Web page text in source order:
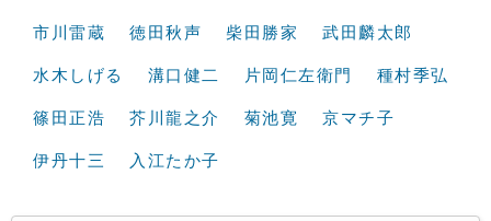
市川雷蔵 徳田秋声 柴田勝家 武田麟太郎
水木しげる 溝口健二 片岡仁左衛門 種村季弘
篠田正浩 芥川龍之介 菊池寛 京マチ子
伊丹十三 入江たか子